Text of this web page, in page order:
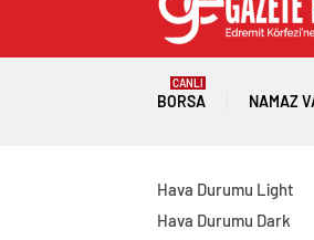
BORSA
CANLI
NAMAZ
Hava Durumu Light
Hava Durumu Dark